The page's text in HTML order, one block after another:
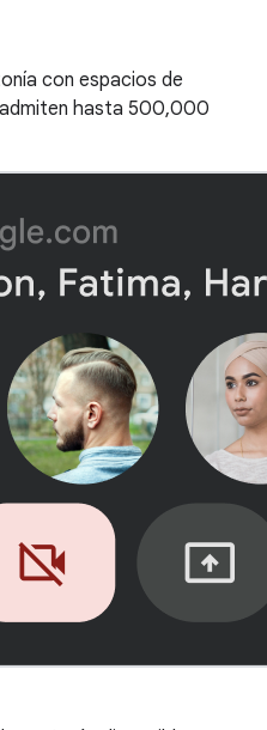
con espacios de
hasta 500,000